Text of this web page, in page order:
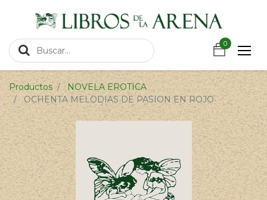
0
0
Productos
NOVELA EROTICA
OCHENTA MELODIAS DE PASION EN ROJO